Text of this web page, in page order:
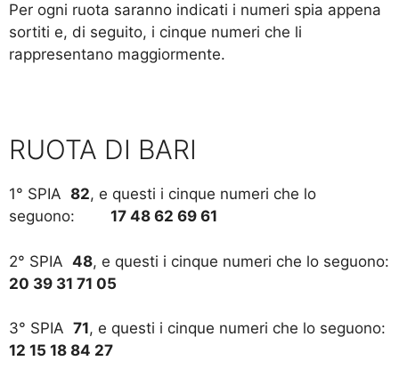
Per ogni ruota saranno indicati i numeri spia appena
sortiti e, di seguito, i cinque numeri che li
rappresentano maggiormente.
RUOTA DI BARI
1° SPIA 82, e questi i cinque numeri che lo
seguono: 17 48 62 69 61
2° SPIA 48, e questi i cinque numeri che lo seguono:
20 39 31 71 05
3° SPIA 71, e questi i cinque numeri che lo seguono:
12 15 18 84 27